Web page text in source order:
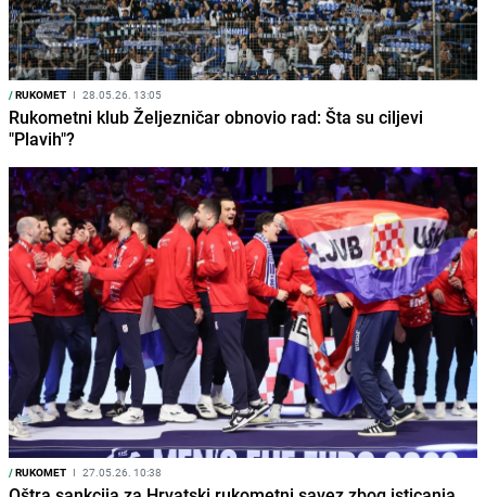
/RUKOMET I 28.05.26. 13:05
Rukometni klub Željezničar obnovio rad: Šta su ciljevi
"Plavih"?
/RUKOMET I 27.05.26. 10:38